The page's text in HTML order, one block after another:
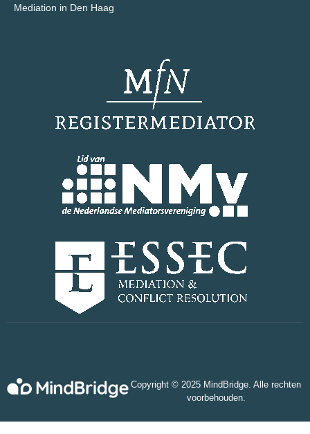
Mediation in Den Haag
Copyright © 2025 MindBridge. Alle rechten
voorbehouden.